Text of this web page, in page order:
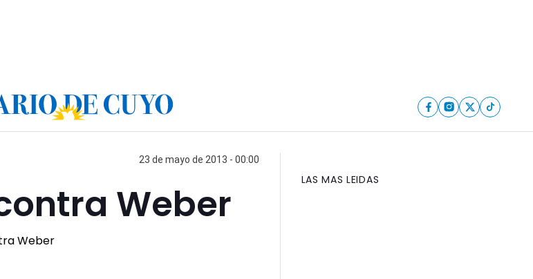
23 de mayo de 2013 - 00:00
Weber
LAS MAS LEIDAS